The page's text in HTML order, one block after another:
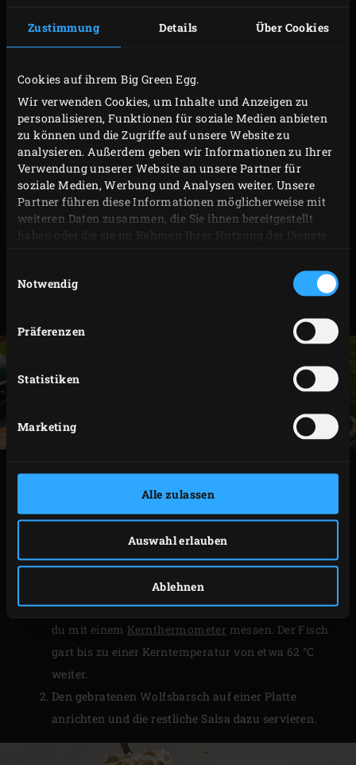
Zustimmung Details Über Cookies
Cookies auf ihrem Big Green Egg.
Wir verwenden Cookies, um Inhalte und Anzeigen zu
personalisieren, Funktionen für soziale Medien anbieten
zu können und die Zugriffe auf unsere Website zu
analysieren. Außerdem geben wir Informationen zu Ihrer
Verwendung unserer Website an unsere Partner für
soziale Medien, Werbung und Analysen weiter. Unsere
Partner führen diese Informationen möglicherweise mit
weiteren Daten zusammen, die Sie ihnen bereitgestellt
haben oder die sie im Rahmen Ihrer Nutzung der Dienste
Notwendig
Präferenzen
Statistiken
Marketing
Alle zulassen
Auswahl erlauben
Ablehnen
verarbeiten. Mit Salz und Pfeffer abschmecken und
beiseitestellen.
abschneiden. Den Fisch, einschließlich der
Bauchhöhle, unter fließendem kaltem Wasser
waschen und mit Küchenpapier trocken tupfen. Die
Haut des Wolfsbarsches auf beiden Seiten alle 2½
Zentimeter etwa 1 Zentimeter tief einschneiden. Den
Wolfsbarsch auf dengelochten halbrunden Rost
legen. Die Hälfte der Salsa beiseitestellen und später
Wolfsbarsch auf beiden Seiten gut mit der anderen
Hälfte der Salsa einreiben, auch in den
ZUBEREITUNG
Lege den gelochten halbrunden Rost mit dem
Wolfsbarsch auf den Rost des Big Green Egg.
Schließe den Deckel des Keramikgrills und brate
den Wolfsbarsch etwa 40 Minuten lang, bis er eine
Kerntemperatur von 60 °C erreicht hat. Das kannst
du mit einem Kernthermometer messen. Der Fisch
gart bis zu einer Kerntemperatur von etwa 62 °C
weiter.
Den gebratenen Wolfsbarsch auf einer Platte
anrichten und die restliche Salsa dazu servieren.